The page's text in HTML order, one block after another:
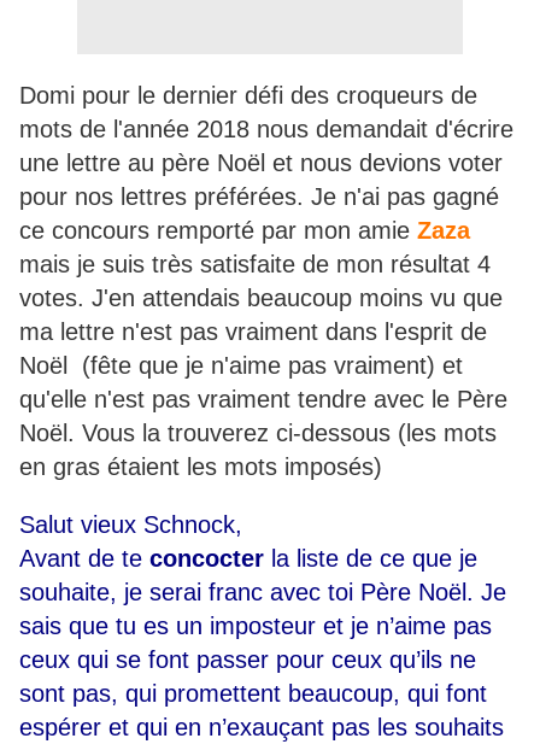
Domi pour le dernier défi des croqueurs de
mots de l'année 2018 nous demandait d'écrire
une lettre au père Noël et nous devions voter
pour nos lettres préférées. Je n'ai pas gagné
ce concours remporté par mon amie Zaza
mais je suis très satisfaite de mon résultat 4
votes. J'en attendais beaucoup moins vu que
ma lettre n'est pas vraiment dans l'esprit de
Noël (fête que je n'aime pas vraiment) et
qu'elle n'est pas vraiment tendre avec le Père
Noël. Vous la trouverez ci-dessous (les mots
en gras étaient les mots imposés)
Salut vieux Schnock,
Avant de te concocter la liste de ce que je
souhaite, je serai franc avec toi Père Noël. Je
sais que tu es un imposteur et je n’aime pas
ceux qui se font passer pour ceux qu’ils ne
sont pas, qui promettent beaucoup, qui font
espérer et qui en n’exauçant pas les souhaits